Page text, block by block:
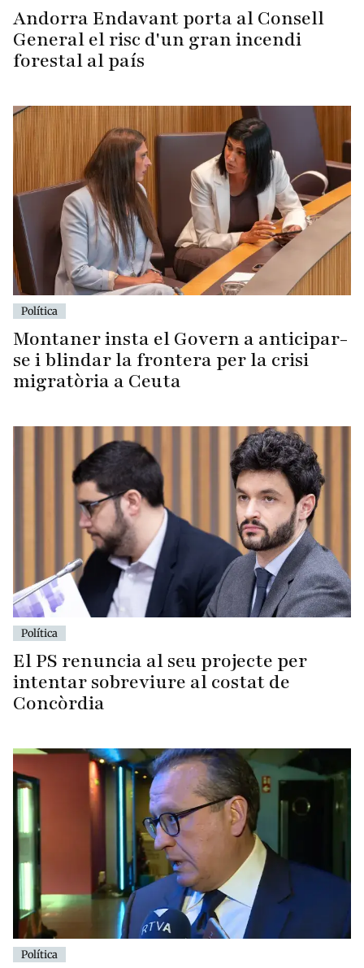
Andorra Endavant porta al Consell
General el risc d'un gran incendi
forestal al país
Política
Montaner insta el Govern a anticipar-
se i blindar la frontera per la crisi
migratòria a Ceuta
Política
El PS renuncia al seu projecte per
intentar sobreviure al costat de
Concòrdia
Política